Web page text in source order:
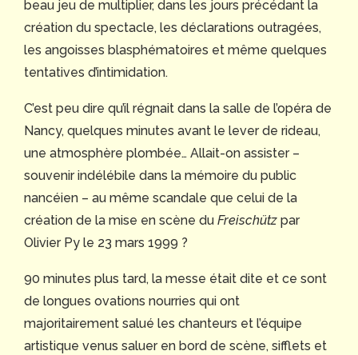
beau jeu de multiplier, dans les jours précédant la
création du spectacle, les déclarations outragées,
les angoisses blasphématoires et même quelques
tentatives d’intimidation.
C’est peu dire qu’il régnait dans la salle de l’opéra de
Nancy, quelques minutes avant le lever de rideau,
une atmosphère plombée… Allait-on assister –
souvenir indélébile dans la mémoire du public
nancéien – au même scandale que celui de la
création de la mise en scène du Freischütz par
Olivier Py le 23 mars 1999 ?
90 minutes plus tard, la messe était dite et ce sont
de longues ovations nourries qui ont
majoritairement salué les chanteurs et l’équipe
artistique venus saluer en bord de scène, sifflets et